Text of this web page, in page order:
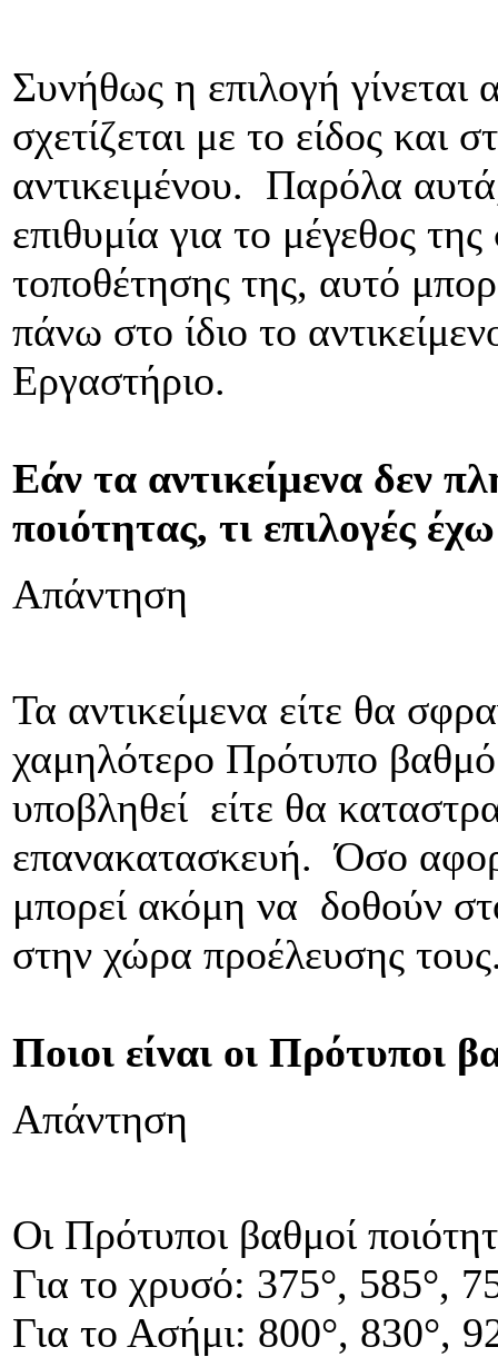
Συνήθως η επιλογή
σχετίζεται με το είδος και
αντικειμένου. Παρόλα
επιθυμία για το μέγεθος
τοποθέτησης της, αυτό
πάνω στο ίδιο το
Εργαστήριο.
Εάν τα αντικείμενα δεν
ποιότητας, τι επιλογές
Απάντηση
Τα αντικείμενα είτε θα
χαμηλότερο Πρότυπο βαθμό
υποβληθεί είτε θα
επανακατασκευή. Όσο
μπορεί ακόμη να δοθούν
στην χώρα προέλευσης
Ποιοι είναι οι Πρότυποι
Απάντηση
Οι Πρότυποι βαθμοί
Για το χρυσό: 375°, 585°,
Για το Ασήμι: 800°, 830°,